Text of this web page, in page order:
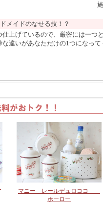
メイドのなせる技！？
上げているので、厳密には一つ
な違いがあなただけの1つになっ
マニー レールデュロココ
ホーロー